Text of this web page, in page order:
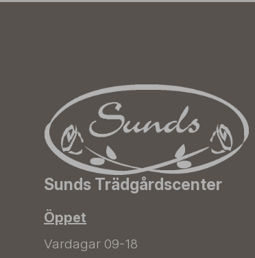
Sunds Trädgårdscenter
Öppet
Vardagar 09-18